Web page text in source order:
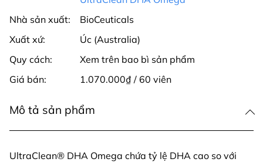
Nhà sản xuất:
BioCeuticals
Xuất xứ:
Úc (Australia)
Quy cách:
Xem trên bao bì sản phẩm
Giá bán:
1.070.000₫ / 60 viên
Mô tả sản phẩm
UltraClean® DHA Omega chứa tỷ lệ DHA cao so với